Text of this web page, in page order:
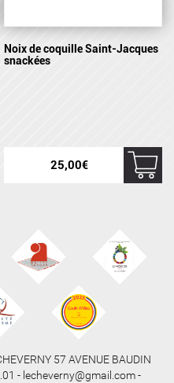
Noix de coquille Saint-Jacques
snackées
25,00€
57 AVENUE BAUDIN
- lecheverny@gmail.com -